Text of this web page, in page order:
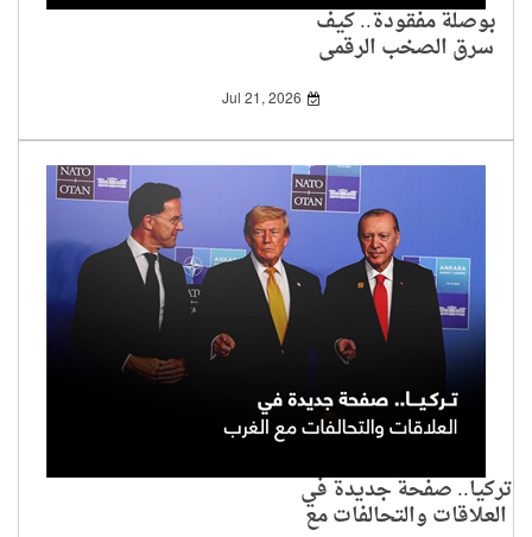
بوصلة مفقودة.. كيف
سرق الصخب الرقمي
سكينة القلوب؟
Jul 21, 2026
تركيا.. صفحة جديدة في
العلاقات والتحالفات مع